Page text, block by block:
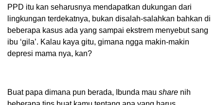
PPD itu kan seharusnya mendapatkan dukungan dari
lingkungan terdekatnya, bukan disalah-salahkan bahkan di
beberapa kasus ada yang sampai ekstrem menyebut sang
ibu ‘gila’. Kalau kaya gitu, gimana ngga makin-makin
depresi mama nya, kan?
Buat papa dimana pun berada, Ibunda mau share nih